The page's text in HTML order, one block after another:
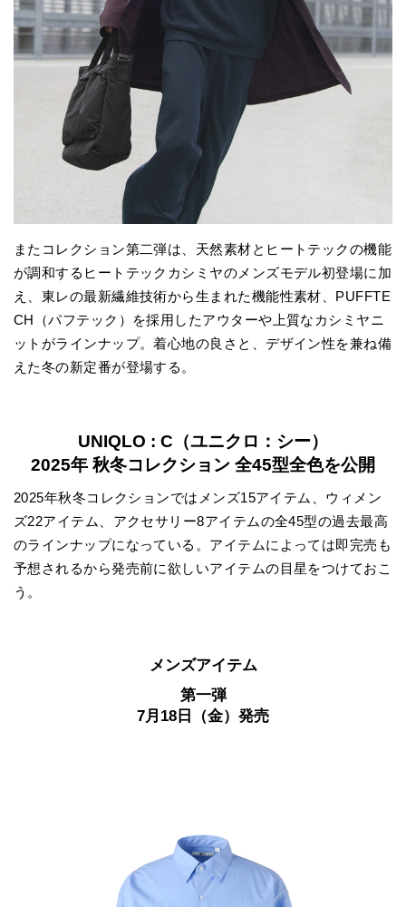
またコレクション第二弾は、天然素材とヒートテックの機能
が調和するヒートテックカシミヤのメンズモデル初登場に加
え、東レの最新繊維技術から生まれた機能性素材、PUFFTE
CH（パフテック）を採用したアウターや上質なカシミヤニ
ットがラインナップ。着心地の良さと、デザイン性を兼ね備
えた冬の新定番が登場する。
UNIQLO : C（ユニクロ：シー）
2025年 秋冬コレクション 全45型全色を公開
2025年秋冬コレクションではメンズ15アイテム、ウィメン
ズ22アイテム、アクセサリー8アイテムの全45型の過去最高
のラインナップになっている。アイテムによっては即完売も
予想されるから発売前に欲しいアイテムの目星をつけておこ
う。
メンズアイテム
第一弾
7月18日（金）発売